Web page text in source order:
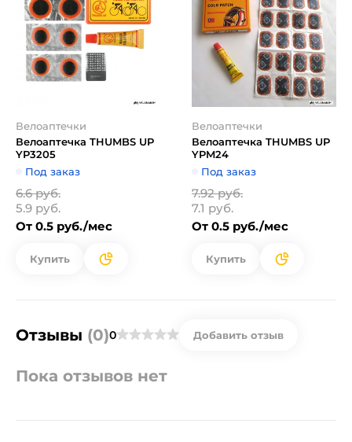
Велоаптечки
Велоаптечка THUMBS UP
YP3205
Под заказ
6.6 руб.
5.9 руб.
От 0.5 руб./мес
Купить
Велоаптечки
Велоаптечка THUMBS UP
YPM24
Под заказ
7.92 руб.
7.1 руб.
От 0.5 руб./мес
Купить
Отзывы (0)0 Добавить отзыв
Пока отзывов нет